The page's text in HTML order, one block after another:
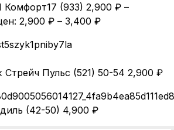
(933) 2,900 ₽ –
2,900 ₽ – 3,400 ₽
Пульс (521) 50-54 2,900 ₽
(42-50) 4,900 ₽